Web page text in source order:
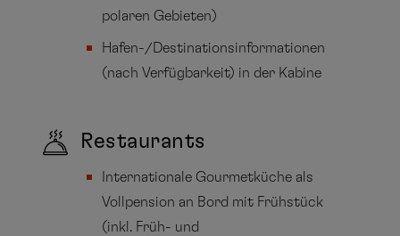
polaren Gebieten)
Hafen-/Destinationsinformationen
(nach Verfügbarkeit) in der Kabine
Restaurants
Internationale Gourmetküche als
Vollpension an Bord mit Frühstück
(inkl. Früh- und